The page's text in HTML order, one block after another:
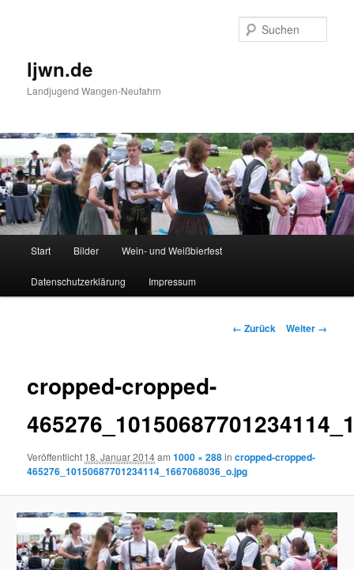
ljwn.de
Landjugend Wangen-Neufahrn
Start Bilder Wein- und Weißbierfest
Datenschutzerklärung Impressum
Bilder-
← Zurück Weiter →
cropped-cropped-
Veröffentlicht 18. Januar 2014am1000 × 288incropped-cropped-
465276_10150687701234114_1667068036_o.jpg